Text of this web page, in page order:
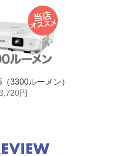
三原色液晶シャッタ式投映方式）
3300ルーメン）
円